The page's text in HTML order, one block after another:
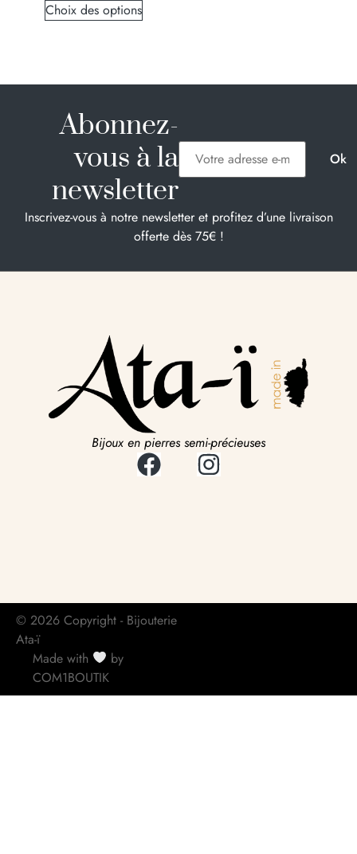
Choix des options
Abonnez-
vous à la
newsletter
Inscrivez-vous à notre newsletter et profitez d’une livraison
offerte dès 75€ !
Bijoux en pierres semi-précieuses
© 2026 Copyright - Bijouterie
Ata-ï
Made with
by
COM1BOUTIK